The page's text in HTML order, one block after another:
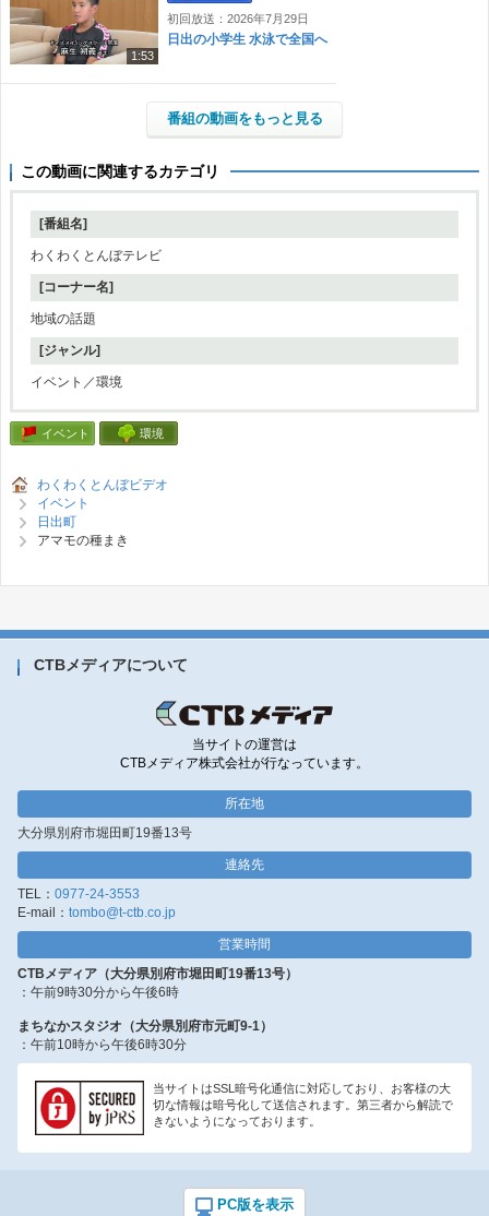
1:53
初回放送：2026年7月29日
日出の小学生 水泳で全国へ
番組の動画をもっと見る
この動画に関連するカテゴリ
[番組名]
わくわくとんぼテレビ
[コーナー名]
地域の話題
[ジャンル]
イベント／環境
イベント 環境
わくわくとんぼビデオ
イベント
日出町
アマモの種まき
CTBメディアについて
当サイトの運営は
CTBメディア株式会社が行なっています。
所在地
大分県別府市堀田町19番13号
連絡先
TEL： 0977-24-3553
E-mail： tombo@t-ctb.co.jp
営業時間
CTBメディア（大分県別府市堀田町19番13号）
：午前9時30分から午後6時
まちなかスタジオ（大分県別府市元町9-1）
：午前10時から午後6時30分
当サイトはSSL暗号化通信に対応しており、お客様の大
切な情報は暗号化して送信されます。第三者から解読で
きないようになっております。